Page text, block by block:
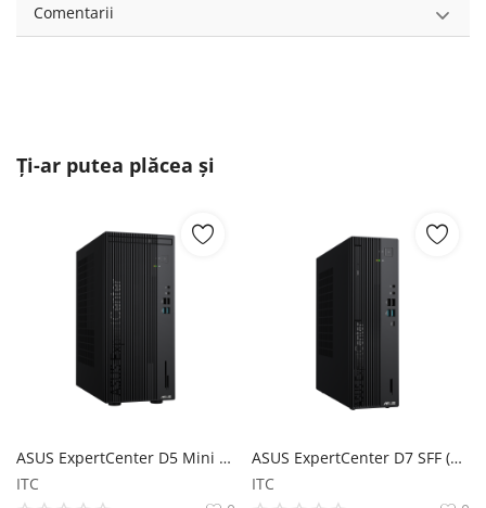
Comentarii
Ți-ar putea plăcea și
ASUS ExpertCenter D5 Mini Tower (D501MER) ASUS
ITC
ASUS ExpertCenter D7 SFF (D700SER) ASUS
ITC